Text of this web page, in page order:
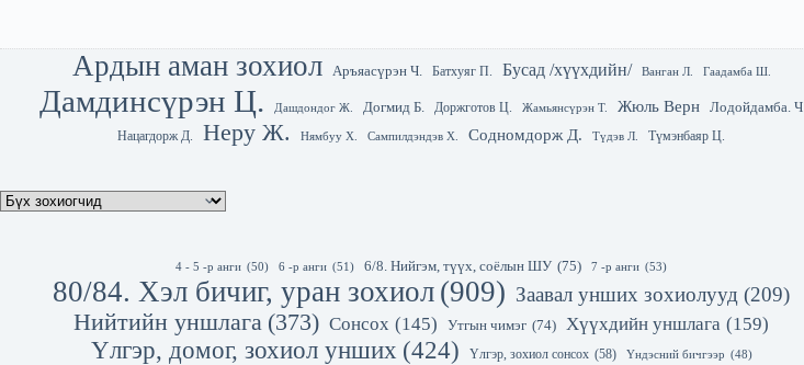
Ардын аман зохиол Аръяасүрэн Ч. Батхуяг П. Бусад /хүүхдийн/ Ванган Л. Гаадамба Ш.
Дамдинсүрэн Ц. Дашдондог Ж. Догмид Б. Доржготов Ц. Жамьянсүрэн Т. Жюль Верн Лодойдамба. Ч
Нацагдорж Д. Неру Ж. Нямбуу Х. Сампилдэндэв Х. Содномдорж Д. Түдэв Л. Түмэнбаяр Ц.
4 - 5 -р анги (50) 6 -р анги (51) 6/8. Нийгэм, түүх, соёлын ШУ (75) 7 -р анги (53)
80/84. Хэл бичиг, уран зохиол (909) Заавал унших зохиолууд (209)
Нийтийн уншлага (373) Сонсох (145) Утгын чимэг (74) Хүүхдийн уншлага (159)
Үлгэр, домог, зохиол унших (424) Үлгэр, зохиол сонсох (58) Үндэсний бичгээр (48)